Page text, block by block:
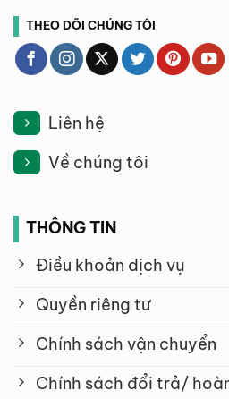
THEO DÕI CHÚNG TÔI
Liên hệ
Về chúng tôi
THÔNG TIN
Điều khoản dịch vụ
Quyền riêng tư
Chính sách vận chuyển
Chính sách đổi trả/